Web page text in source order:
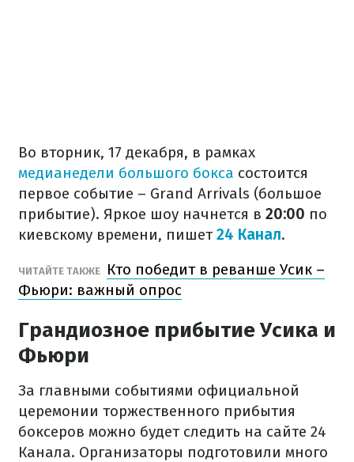
Во вторник, 17 декабря, в рамках
медианедели большого бокса состоится
первое событие – Grand Arrivals (большое
прибытие). Яркое шоу начнется в 20:00 по
киевскому времени, пишет24 Канал.
ЧИТАЙТЕ ТАКЖЕ
Кто победит в реванше Усик –
Фьюри: важный опрос
Грандиозное прибытие Усика и
Фьюри
За главными событиями официальной
церемонии торжественного прибытия
боксеров можно будет следить на сайте 24
Канала. Организаторы подготовили много